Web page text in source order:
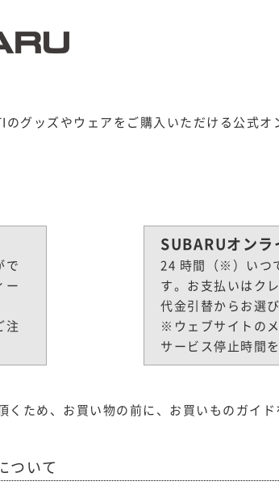
グッズやウェアをご購入いただける公式
で
ー
注
SUBARUオンラ
24 時間（※）いつ
す。お支払いはク
代金引替からお選
※ウェブサイトの
サービス停止時間
ため、お買い物の前に、お買いものガイド
ついて